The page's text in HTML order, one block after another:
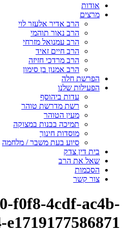
אודות
מרצים
הרב אדיר אלעזר לוי
הרב נאור תוהמי
הרב עמנואל מזרחי
הרב חיים זאיד
הרב מרדכי חזיזה
הרב אמנון בן סימון
הפרשת חלה
הפעילות שלנו
עדות ביהוסף
רשת מדרשת טוהר
מעין הטוהר
תמיכה בבנות במצוקה
מוסדות חינוך
סיוע בעת משבר / מלחמה
בית דין צדק
שאל את הרב
הסכמות
צור קשר
f0f8-4cdf-ac4b-